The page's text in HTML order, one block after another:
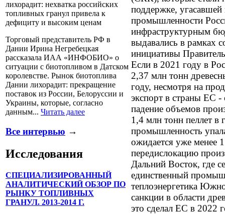
лихорадит: нехватка российских
топливных гранул привела к
дефициту и высоким ценам
Торговый представитель РФ в
Дании Ирина Негребецкая
рассказала ИАА «ИНФОБИО» о
ситуации с биотопливом в Датском
королевстве. Рынок биотоплива
Дании лихорадит: прекращение
поставок из России, Белоруссии и
Украины, которые, согласно
данным... Читать далее
Все интервью →
Исследования
СПЕЦИАЛИЗИРОВАННЫЙ
АНАЛИТИЧЕСКИЙ ОБЗОР ПО
РЫНКУ ТОПЛИВНЫХ
ГРАНУЛ. 2013-2014 Г.
поддержке,
промышленности
инфраструктурным
выдавались в рамках
инициативы
Если в 2021 году в
2,37 млн тонн
году, несмотря на
экспорт в страны ЕС
падение объемов
1,4 млн тонн пеллет в
промышленность
ожидается уже менее
передислокацию
Дальний Восток, где
единственный
теплоэнергетика
санкции в области
это сделал ЕС в 2022